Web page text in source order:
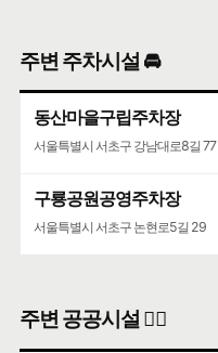
주변 주차시설 🚘
동산마을구립주차장
서울특별시 서초구 강남대로8길 77
구룡공원공영주차장
서울특별시 서초구 논현로5길 29
주변 공공시설 👨‍✈️